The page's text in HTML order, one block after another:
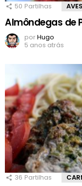
50 Partilhas AVES
Almôndegas de
porHugo
5 anos atrás
36 Partilhas